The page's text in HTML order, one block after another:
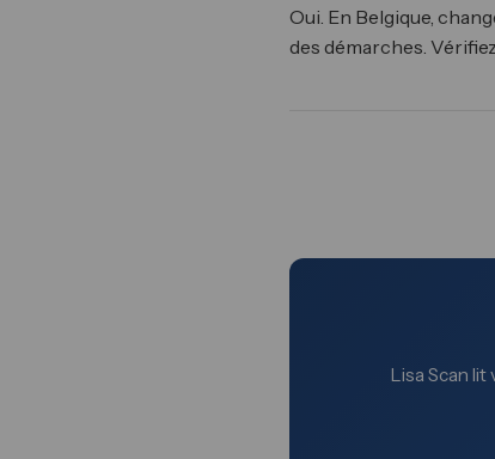
Oui. En Belgique,
des démarches.
Lisa Scan